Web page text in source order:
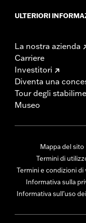
ULTERIORI
La nostra azienda
Carriere
Investitori
Diventa una
Tour degli
Museo
Mappa del sito
Termini di
Termini e condizioni di
Informativa sulla
Informativa sull’uso